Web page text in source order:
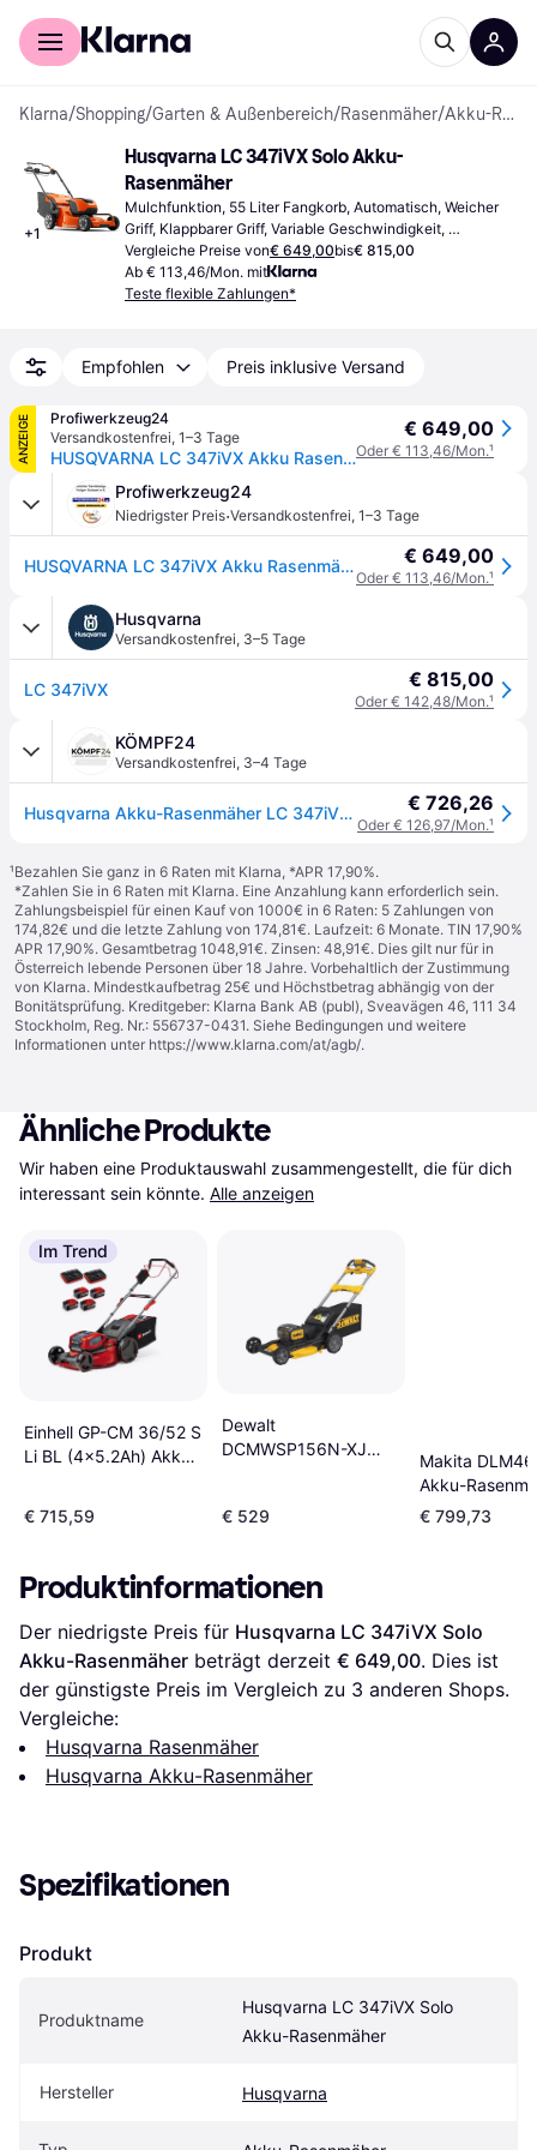
Für Shopper
Klarna/Shopping/Garten & Außenbereich/Rasenmäher/ Akku-Rasenmäher
+1
Husqvarna LC 347iVX Solo Akku-
Rasenmäher
Mulchfunktion, 55 Liter Fangkorb, Automatisch, Weicher
Griff, Klappbarer Griff, Variable Geschwindigkeit,
Schnittbreite (max) 47 cm
Vergleiche Preise von€ 649,00bis€ 815,00
Ab € 113,46/Mon. mit
Teste flexible Zahlungen*
Empfohlen Preis inklusive Versand
ANZEIGE
Profiwerkzeug24
Versandkostenfrei, 1–3 Tage
HUSQVARNA LC 347iVX Akku Rasenmäher
€ 649,00
Oder € 113,46/Mon.¹
Profiwerkzeug24
Niedrigster Preis·Versandkostenfrei, 1–3 Tage
HUSQVARNA LC 347iVX Akku Rasenmäher € 649,00
Oder € 113,46/Mon.¹
Husqvarna
Versandkostenfrei, 3–5 Tage
LC 347iVX € 815,00
Oder € 142,48/Mon.¹
KÖMPF24
Versandkostenfrei, 3–4 Tage
Husqvarna Akku-Rasenmäher LC 347iVX (347VLi) € 726,26
Oder € 126,97/Mon.¹
¹Bezahlen Sie ganz in 6 Raten mit Klarna, *APR 17,90%.
*Zahlen Sie in 6 Raten mit Klarna. Eine Anzahlung kann erforderlich sein.
Zahlungsbeispiel für einen Kauf von 1000€ in 6 Raten: 5 Zahlungen von
174,82€ und die letzte Zahlung von 174,81€. Laufzeit: 6 Monate. TIN 17,90%
APR 17,90%. Gesamtbetrag 1048,91€. Zinsen: 48,91€. Dies gilt nur für in
Österreich lebende Personen über 18 Jahre. Vorbehaltlich der Zustimmung
von Klarna. Mindestkaufbetrag 25€ und Höchstbetrag abhängig von der
Bonitätsprüfung. Kreditgeber: Klarna Bank AB (publ), Sveavägen 46, 111 34
Stockholm, Reg. Nr.: 556737-0431. Siehe Bedingungen und weitere
Informationen unter https://www.klarna.com/at/agb/.
Ähnliche Produkte
Wir haben eine Produktauswahl zusammengestellt, die für dich
interessant sein könnte. Alle anzeigen
Im Trend
Einhell GP-CM 36/52 S
Li BL (4x5.2Ah) Akku-
€ 715,59
Dewalt
DCMWSP156N-XJ
€ 529
Makita
Akku-
€ 799,73
Produktinformationen
Der niedrigste Preis für Husqvarna LC 347iVX Solo
Akku-Rasenmäher beträgt derzeit € 649,00. Dies ist
der günstigste Preis im Vergleich zu 3 anderen Shops.
Vergleiche:
Husqvarna Rasenmäher
Husqvarna Akku-Rasenmäher
Spezifikationen
Produkt
Produktname
Husqvarna LC 347iVX Solo
Akku-Rasenmäher
Hersteller Husqvarna